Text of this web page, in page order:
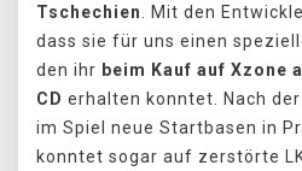
Tschechien
. Mit den
dass sie für uns einen
den ihr beim Kauf auf Xzone
CD erhalten konntet. Nach
im Spiel neue Startbasen in
konntet sogar auf zerstörte